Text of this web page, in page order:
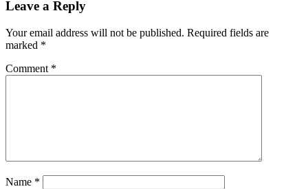
Leave a Reply
Your email address will not be published. Required fields are
marked *
Comment *
Name *